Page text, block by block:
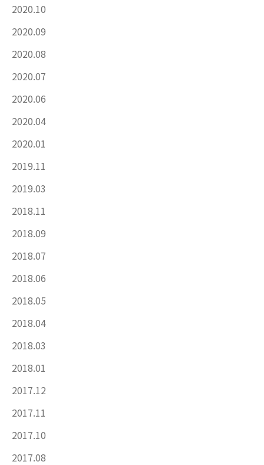
2020.10
2020.09
2020.08
2020.07
2020.06
2020.04
2020.01
2019.11
2019.03
2018.11
2018.09
2018.07
2018.06
2018.05
2018.04
2018.03
2018.01
2017.12
2017.11
2017.10
2017.08